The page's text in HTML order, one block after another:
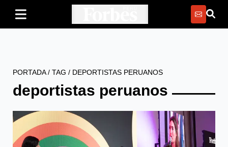
PORTADA/ TAG / DEPORTISTAS PERUANOS
deportistas peruanos